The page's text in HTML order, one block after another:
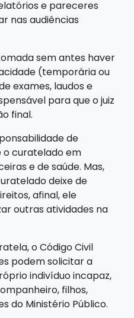
e pareceres
nas audiências
sem antes haver
(temporária ou
exames, laudos e
para que o juiz
final.
de
curatelado em
e de saúde. Mas,
deixe de
afinal, ele
outras atividades na
o Código Civil
podem solicitar a
indivíduo incapaz,
filhos,
do Ministério Público.